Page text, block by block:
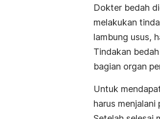
Dokter bedah
melakukan
lambung usus,
Tindakan
bagian organ
Untuk
harus menjalani